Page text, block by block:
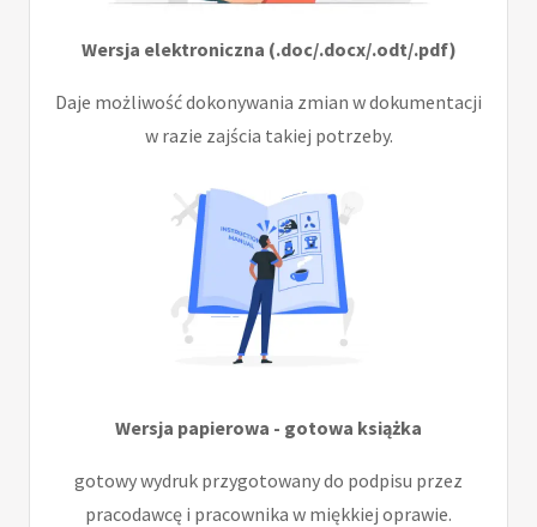
Wersja elektroniczna (.doc/.docx/.odt/.pdf)
Daje możliwość dokonywania zmian w dokumentacji
w razie zajścia takiej potrzeby.
Wersja papierowa - gotowa książka
gotowy wydruk przygotowany do podpisu przez
pracodawcę i pracownika w miękkiej oprawie.